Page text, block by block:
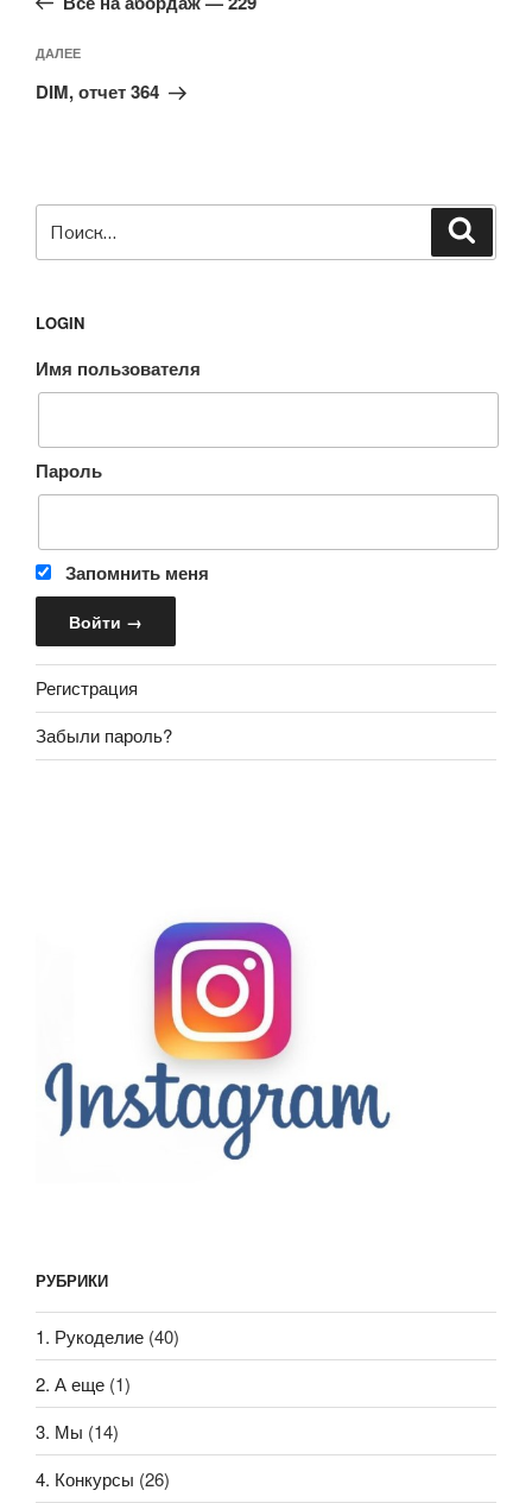
Следующая
запись
ДАЛЕЕ
DIM, отчет 364
LOGIN
Имя пользователя
Пароль
Запомнить меня
Регистрация
Забыли пароль?
РУБРИКИ
1. Рукоделие (40)
2. А еще (1)
3. Мы (14)
4. Конкурсы (26)